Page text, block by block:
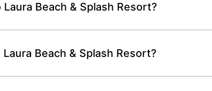
Beach & Splash Resort?
Beach & Splash Resort?